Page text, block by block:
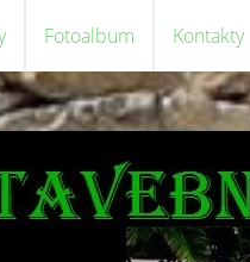
Fotoalbum Kontakty